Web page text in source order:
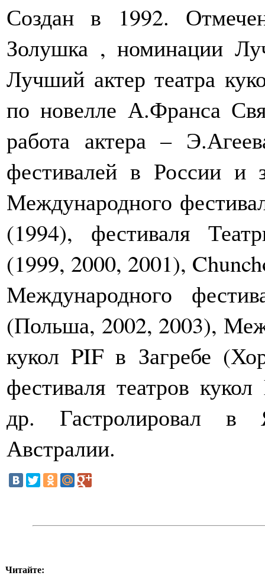
Создан в 1992.
Золушка , номинации
Лучший актер театра
по новелле А.Франса
работа актера –
фестивалей в России и
Международного
(1994), фестиваля
(1999, 2000, 2001),
Международного
(Польша, 2002, 2003),
кукол PIF в Загребе
фестиваля театров
др. Гастролировал в
Австралии.
Читайте: